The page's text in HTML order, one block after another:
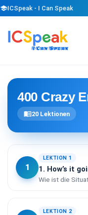
schoolICSpeak - I Can Speak
400 Crazy
menu_book20 Lektionen
1
LEKTION 1
1. How’s it
Wie ist die
LEKTION 2